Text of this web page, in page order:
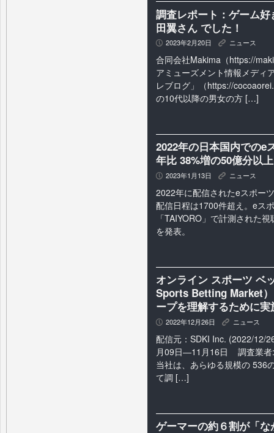
調査レポート：ゲーム
田翼さん でした！
P 2023年2月20日 K ニュース
合同会社Makima（https://
アミューズメント情報メディ
レブログ」（https://
の10代以降の男女の方 […]
2022年の日本国内でのe
年比 38%増の50億分以
P 2023年1月13日 K ニュース
2022年に配信されたeスポー
配信日程は1700件超え。eス
「TAIYORO」で計測された
を発表。
オンライン スポーツ ベ
Sports Betting Market）
ープを理解するために
P 2022年12月26日 K ニュース
配信元：SDKI Inc. (2022/12/
月09日―11月16日 調査業
当社は、あらゆる規模の 536
て調 […]
ゲーマーの約６割が「